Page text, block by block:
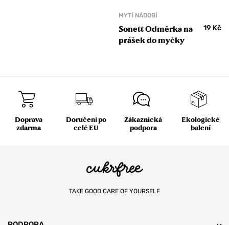
MYTÍ NÁDOBÍ
Sonett Odměrka na
prášek do myčky
19 Kč
Doprava
zdarma
Doručení po
celé EU
Zákaznická
podpora
Ekologické
balení
TAKE GOOD CARE OF YOURSELF